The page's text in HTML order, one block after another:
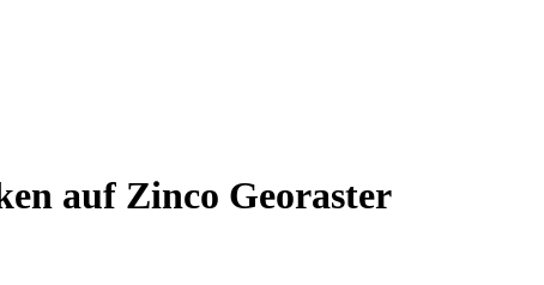
auf Zinco Georaster